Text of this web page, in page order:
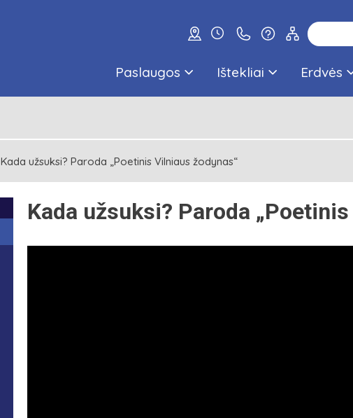
Paslaugos Ištekliai Erdvės
Kada užsuksi? Paroda „Poetinis Vilniaus žodynas“
Kada užsuksi? Paroda